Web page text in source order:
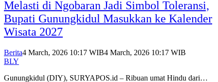
Melasti di Ngobaran Jadi Simbol Toleransi,
Bupati Gunungkidul Masukkan ke Kalender
Wisata 2027
Berita4 March, 2026 10:17 WIB4 March, 2026 10:17 WIB
BLY
Gunungkidul (DIY), SURYAPOS.id – Ribuan umat Hindu dari…